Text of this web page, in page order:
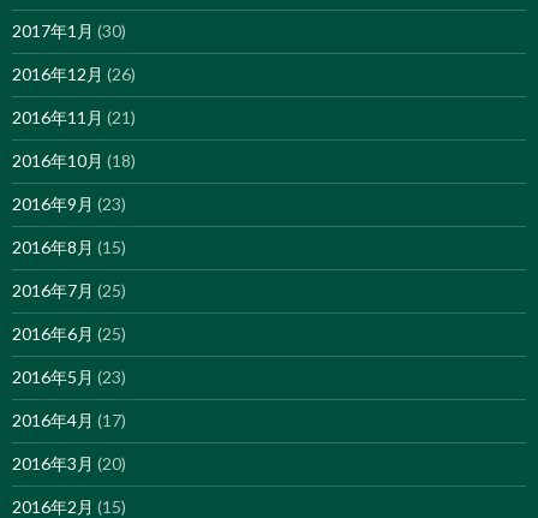
2017年1月 (30)
2016年12月 (26)
2016年11月 (21)
2016年10月 (18)
2016年9月 (23)
2016年8月 (15)
2016年7月 (25)
2016年6月 (25)
2016年5月 (23)
2016年4月 (17)
2016年3月 (20)
2016年2月 (15)